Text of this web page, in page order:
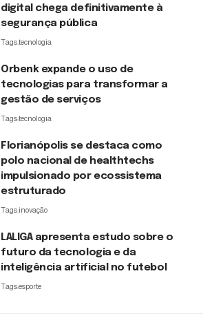
digital chega definitivamente à
segurança pública
Tags:tecnologia
Orbenk expande o uso de
tecnologias para transformar a
gestão de serviços
Tags:tecnologia
Florianópolis se destaca como
polo nacional de healthtechs
impulsionado por ecossistema
estruturado
Tags:inovação
LALIGA apresenta estudo sobre o
futuro da tecnologia e da
inteligência artificial no futebol
Tags:esporte